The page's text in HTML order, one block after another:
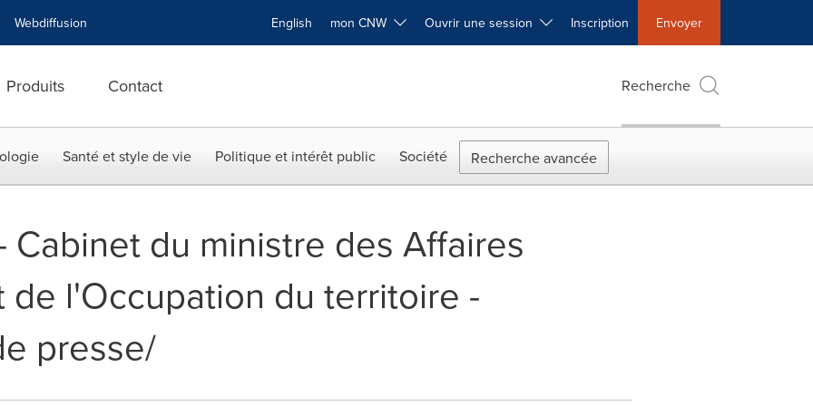
Webdiffusion English mon CNW Ouvrir une session Inscription Envoyer
Produits Contact Recherche
Santé et style de vie Politique et intérêt public Société Recherche avancée
Cabinet du ministre des Affaires
de l'Occupation du territoire -
presse/